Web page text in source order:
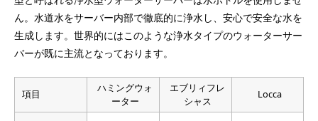
チレン
土壌や海洋汚染源となり、腫瘍の発生を促進する
ことが知られています。
農薬：CAT
シマジンと呼ばれるトリアジン系の除草剤（農
薬）に含まれる物質です。
かび臭：2-MIB
2-メチルイソボルネオールと言い、藍藻類や放線
菌という微生物により発生する水道水におけるカ
ビ臭の一因です。
ん。水道水をサーバー内部で徹底的に浄水し、安心で安全な水を
生成します。世界的にはこのような浄水タイプのウォーターサー
バーが既に主流となっております。
項目
ハミングウォ
ーター
エブリィフレ
シャス
Locca